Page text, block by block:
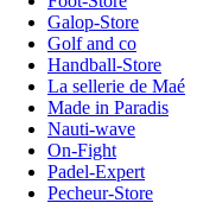
Galop-Store
Golf and co
Handball-Store
La sellerie de Maé
Made in Paradis
Nauti-wave
On-Fight
Padel-Expert
Pecheur-Store